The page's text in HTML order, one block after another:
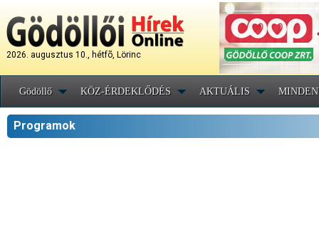
2026. augusztus 10., hétfõ, Lörinc
Gödöllő KÖZ-ÉRDEKLŐDÉS AKTUÁLIS
Programok